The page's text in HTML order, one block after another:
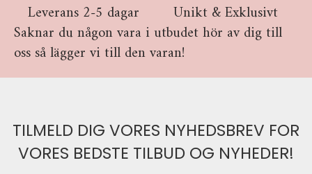
Leverans 2-5 dagar
Unikt & Exklusivt
Saknar du någon vara i utbudet hör av dig till
oss så lägger vi till den varan!
TILMELD DIG VORES NYHEDSBREV FOR
VORES BEDSTE TILBUD OG NYHEDER!